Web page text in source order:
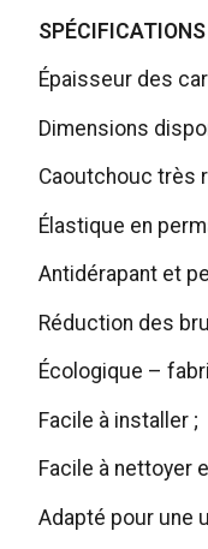
Épaisseur des
Dimensions
Caoutchouc très
Élastique en
Antidérapant et
Réduction des
Écologique –
Facile à installer ;
Facile à nettoyer
Adapté pour une